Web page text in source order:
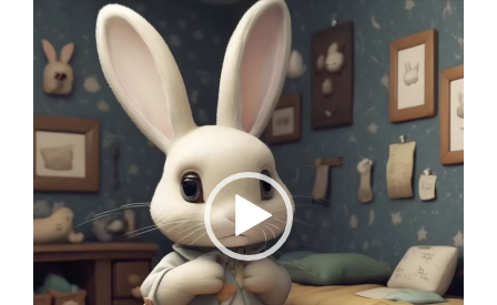
Player
video